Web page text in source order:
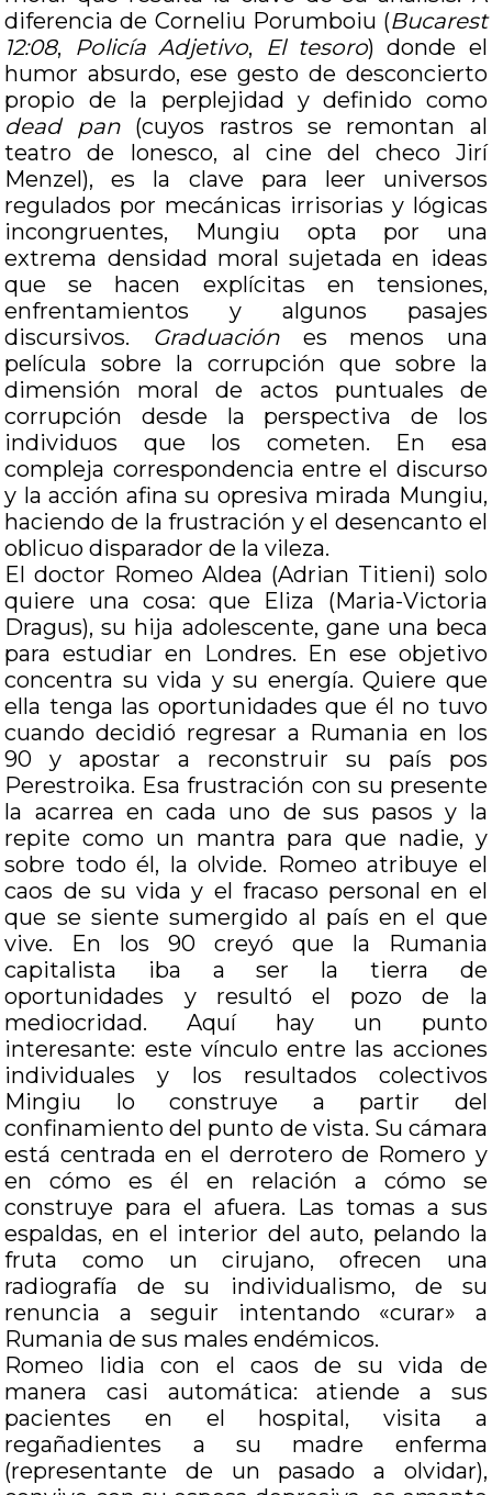
diferencia de Corneliu Porumboiu (Bucarest
12:08, Policía Adjetivo, El tesoro) donde el
humor absurdo, ese gesto de desconcierto
propio de la perplejidad y definido como
dead pan(cuyos rastros se remontan al
teatro de Ionesco, al cine del checo Jirí
Menzel), es la clave para leer universos
regulados por mecánicas irrisorias y lógicas
incongruentes, Mungiu opta por una
extrema densidad moral sujetada en ideas
que se hacen explícitas en tensiones,
enfrentamientos y algunos pasajes
discursivos. Graduaciónes menos una
película sobre la corrupción que sobre la
dimensión moral de actos puntuales de
corrupción desde la perspectiva de los
individuos que los cometen. En esa
compleja correspondencia entre el discurso
y la acción afina su opresiva mirada Mungiu,
haciendo de la frustración y el desencanto el
oblicuo disparador de la vileza.
El doctor Romeo Aldea (Adrian Titieni) solo
quiere una cosa: que Eliza (Maria-Victoria
Dragus), su hija adolescente, gane una beca
para estudiar en Londres. En ese objetivo
concentra su vida y su energía. Quiere que
ella tenga las oportunidades que él no tuvo
cuando decidió regresar a Rumania en los
90 y apostar a reconstruir su país pos
Perestroika. Esa frustración con su presente
la acarrea en cada uno de sus pasos y la
repite como un mantra para que nadie, y
sobre todo él, la olvide. Romeo atribuye el
caos de su vida y el fracaso personal en el
que se siente sumergido al país en el que
vive. En los 90 creyó que la Rumania
capitalista iba a ser la tierra de
oportunidades y resultó el pozo de la
mediocridad. Aquí hay un punto
interesante: este vínculo entre las acciones
individuales y los resultados colectivos
Mingiu lo construye a partir del
confinamiento del punto de vista. Su cámara
está centrada en el derrotero de Romero y
en cómo es él en relación a cómo se
construye para el afuera. Las tomas a sus
espaldas, en el interior del auto, pelando la
fruta como un cirujano, ofrecen una
radiografía de su individualismo, de su
renuncia a seguir intentando «curar» a
Rumania de sus males endémicos.
Romeo lidia con el caos de su vida de
manera casi automática: atiende a sus
pacientes en el hospital, visita a
regañadientes a su madre enferma
(representante de un pasado a olvidar),